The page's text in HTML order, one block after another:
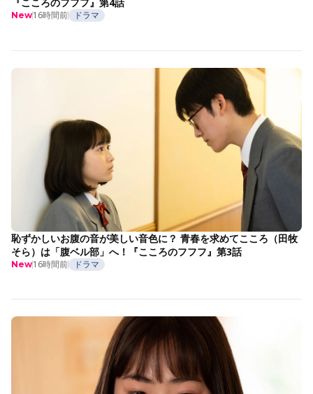
New16時間前 ドラマ
恥ずかしいお腹の音が美しい音色に？ 青春を求めてこころ（田牧
そら）は「腹ベル部」へ！『こころのフフフ』第3話
New16時間前 ドラマ